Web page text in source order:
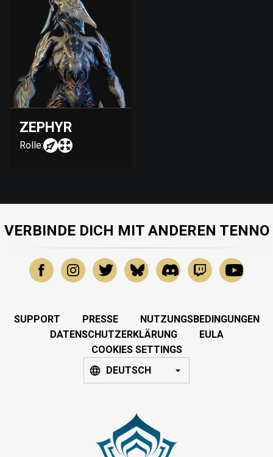
ZEPHYR
Rolle:
VERBINDE DICH MIT ANDEREN TENNO
SUPPORT PRESSE
NUTZUNGSBEDINGUNGEN
DATENSCHUTZERKLÄRUNG
EULA
COOKIES SETTINGS
DEUTSCH